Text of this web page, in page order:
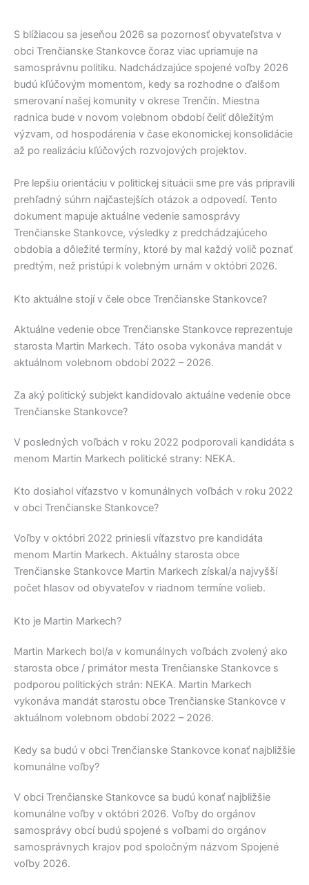
S blížiacou sa jeseňou 2026 sa pozornosť obyvateľstva v
obci Trenčianske Stankovce čoraz viac upriamuje na
samosprávnu politiku. Nadchádzajúce spojené voľby 2026
budú kľúčovým momentom, kedy sa rozhodne o ďalšom
smerovaní našej komunity v okrese Trenčín. Miestna
radnica bude v novom volebnom období čeliť dôležitým
výzvam, od hospodárenia v čase ekonomickej konsolidácie
až po realizáciu kľúčových rozvojových projektov.
Pre lepšiu orientáciu v politickej situácii sme pre vás pripravili
prehľadný súhrn najčastejších otázok a odpovedí. Tento
dokument mapuje aktuálne vedenie samosprávy
Trenčianske Stankovce, výsledky z predchádzajúceho
obdobia a dôležité termíny, ktoré by mal každý volič poznať
predtým, než pristúpi k volebným urnám v októbri 2026.
Kto aktuálne stojí v čele obce Trenčianske Stankovce?
Aktuálne vedenie obce Trenčianske Stankovce reprezentuje
starosta Martin Markech. Táto osoba vykonáva mandát v
aktuálnom volebnom období 2022 – 2026.
Za aký politický subjekt kandidovalo aktuálne vedenie obce
Trenčianske Stankovce?
V posledných voľbách v roku 2022 podporovali kandidáta s
menom Martin Markech politické strany: NEKA.
Kto dosiahol víťazstvo v komunálnych voľbách v roku 2022
v obci Trenčianske Stankovce?
Voľby v októbri 2022 priniesli víťazstvo pre kandidáta
menom Martin Markech. Aktuálny starosta obce
Trenčianske Stankovce Martin Markech získal/a najvyšší
počet hlasov od obyvateľov v riadnom termíne volieb.
Kto je Martin Markech?
Martin Markech bol/a v komunálnych voľbách zvolený ako
starosta obce / primátor mesta Trenčianske Stankovce s
podporou politických strán: NEKA. Martin Markech
vykonáva mandát starostu obce Trenčianske Stankovce v
aktuálnom volebnom období 2022 – 2026.
Kedy sa budú v obci Trenčianske Stankovce konať najbližšie
komunálne voľby?
V obci Trenčianske Stankovce sa budú konať najbližšie
komunálne voľby v októbri 2026. Voľby do orgánov
samosprávy obcí budú spojené s voľbami do orgánov
samosprávnych krajov pod spoločným názvom Spojené
voľby 2026.